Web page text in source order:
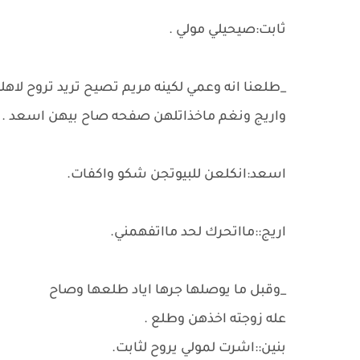
ثابت:صيحيلي مولي .
_طلعنا انه وعمي لكينه مريم تصيح تريد تروح
واريج ونغم ماخذاتلهن صفحه صاح بيهن اسعد .
اسعد:انكلعن للبيوتجن شكو واكفات.
اريج::مااتحرك لحد مااتفهمني.
_وقبل ما يوصلها جرها اياد طلعها وصاح
عله زوجته اخذهن وطلع .
بنين::اشرت لمولي يروح لثابت.